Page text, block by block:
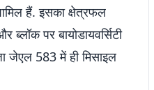
हैं. इसका क्षेत्रफल
पर बायोडायवर्सिटी
जेएल 583 में ही मिसाइल